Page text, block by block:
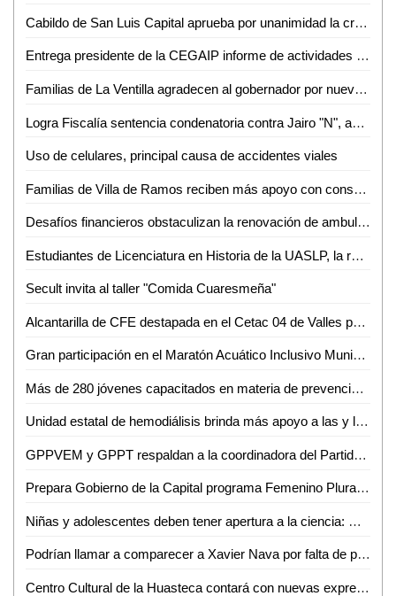
Cabildo de San Luis Capital aprueba por unanimidad la creación de la Dirección de Agua Potable del Ayuntamiento de SLP
Entrega presidente de la CEGAIP informe de actividades de 2023 a la comisión de transparencia: Dip. Cecilia Senllace Ochoa
Familias de La Ventilla agradecen al gobernador por nuevo camino
Logra Fiscalía sentencia condenatoria contra Jairo "N", acusado de violación agravada
Uso de celulares, principal causa de accidentes viales
Familias de Villa de Ramos reciben más apoyo con conservación de camino
Desafíos financieros obstaculizan la renovación de ambulancias para la Cruz Roja
Estudiantes de Licenciatura en Historia de la UASLP, la reconocen como la mejor opción para su vida profesional
Secult invita al taller "Comida Cuaresmeña"
Alcantarilla de CFE destapada en el Cetac 04 de Valles pone en riesgo para la comunidad estudiantil
Gran participación en el Maratón Acuático Inclusivo Municipal curso corto 2024, organizado por el Gobierno de la Capital
Más de 280 jóvenes capacitados en materia de prevención, en coordinación entre la SSPC de la Capital y la Delegación de Bocas
Unidad estatal de hemodiálisis brinda más apoyo a las y los potosinos
GPPVEM y GPPT respaldan a la coordinadora del Partido Verde y al próximo presidente de la directiva del Congreso Del Estado
Prepara Gobierno de la Capital programa Femenino Plural, la mujer en el arte y la cultura
Niñas y adolescentes deben tener apertura a la ciencia: Dra. Sofía Bernal, investigadora de la Facultad de Medicina de la UASLP
Podrían llamar a comparecer a Xavier Nava por falta de pago del Interapas a CEA
Centro Cultural de la Huasteca contará con nuevas expresiones artísticas: Mario García